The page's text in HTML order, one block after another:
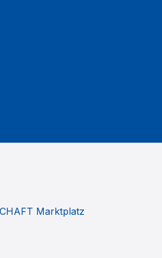
Marktplatz